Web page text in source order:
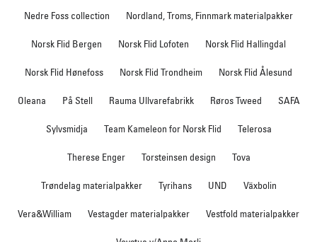
Nedre Foss collection Nordland, Troms, Finnmark materialpakker
Norsk Flid Bergen Norsk Flid Lofoten Norsk Flid Hallingdal
Norsk Flid Hønefoss Norsk Flid Trondheim Norsk Flid Ålesund
Oleana På Stell Rauma Ullvarefabrikk Røros Tweed SAFA
Sylvsmidja Team Kameleon for Norsk Flid Telerosa
Therese Enger Torsteinsen design Tova
Trøndelag materialpakker Tyrihans UND Växbolin
Vera&William Vestagder materialpakker Vestfold materialpakker